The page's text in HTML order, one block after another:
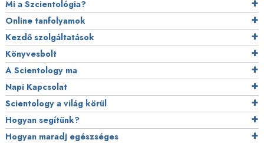
Mi a Szcientológia?
Online tanfolyamok
Kezdő szolgáltatások
Könyvesbolt
A Scientology ma
Napi Kapcsolat
Scientology a világ körül
Hogyan segítünk?
Hogyan maradj egészséges